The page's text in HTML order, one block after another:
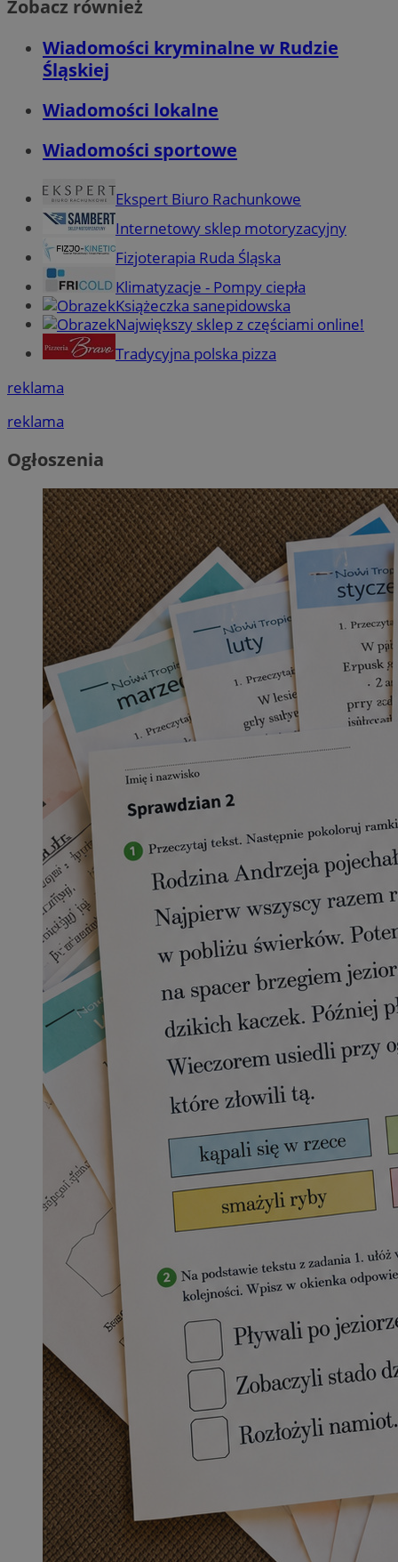
Zobacz również
Wiadomości kryminalne w Rudzie
Śląskiej
Wiadomości lokalne
Wiadomości sportowe
Ekspert Biuro Rachunkowe
Internetowy sklep motoryzacyjny
Fizjoterapia Ruda Śląska
Klimatyzacje - Pompy ciepła
Książeczka sanepidowska
Największy sklep z częściami online!
Tradycyjna polska pizza
reklama
reklama
Ogłoszenia